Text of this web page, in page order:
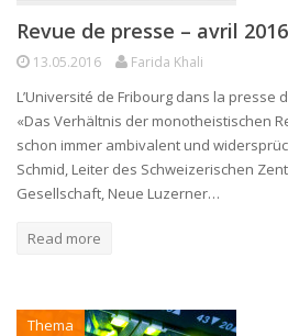
Revue de presse – avril 2016
13.05.2016 Farida Khali
L’Université de Fribourg dans la presse
«Das Verhältnis der monotheistischen
schon immer ambivalent und
Schmid, Leiter des Schweizerischen
Gesellschaft, Neue Luzerner…
Read more
Thema